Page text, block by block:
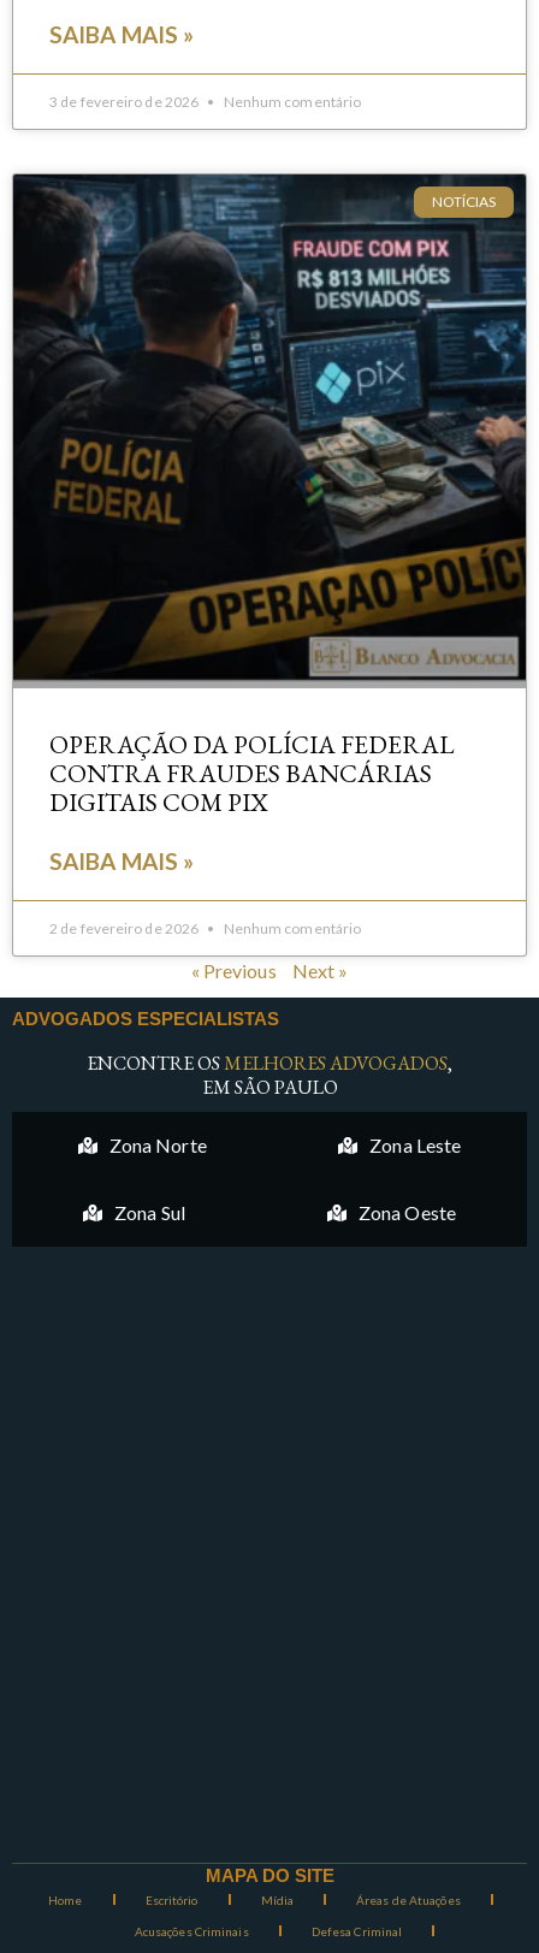
SAIBA MAIS »
3 de fevereiro de 2026 Nenhum comentário
NOTÍCIAS
OPERAÇÃO DA POLÍCIA FEDERAL
CONTRA FRAUDES BANCÁRIAS
DIGITAIS COM PIX
SAIBA MAIS »
2 de fevereiro de 2026 Nenhum comentário
« Previous Next »
ADVOGADOS ESPECIALISTAS
ENCONTRE OSMELHORES ADVOGADOS,
EM SÃO PAULO
Zona Norte Zona Leste
Zona Sul Zona Oeste
MAPA DO SITE
Home Escritório Mídia Áreas de Atuações
Acusações Criminais Defesa Criminal